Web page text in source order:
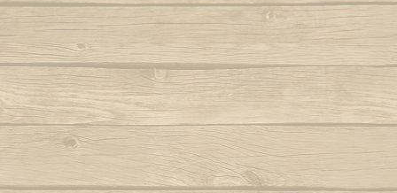
Luanda)
Berimbau de Bimba
Autor : Mestre Elias
Berimbau falou
Autor : Graduado Voador (Capoeira Nagô)
Berimbau mandou se benzer
Autor : Boa Voz (Abada)
Oi sim sim
Ola ola
Autor :